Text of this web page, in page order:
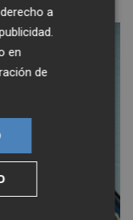
a
.
en
de